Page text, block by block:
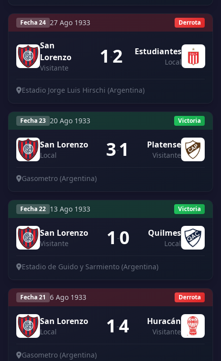
Fecha 24 27 Ago 1933 Derrota
San
Lorenzo
Visitante 1 -2 Estudiantes
Local
Estadio Jorge Luis Hirschi (Argentina)
Fecha 23 20 Ago 1933 Victoria
San Lorenzo
Local 3-1 Platense
Visitante
Gasometro (Argentina)
Fecha 22 13 Ago 1933 Victoria
San Lorenzo
Visitante 1 -0 Quilmes
Local
Estadio de Guido y Sarmiento (Argentina)
Fecha 21 6 Ago 1933 Derrota
San Lorenzo
Local 1 -4 Huracán
Visitante
Gasometro (Argentina)